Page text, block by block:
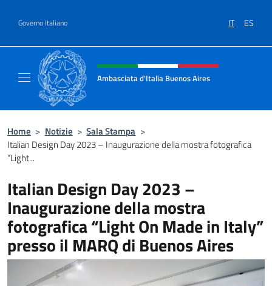
Governo Italiano IT ES
Intestazione sito, social e menù
Ambasciata d'Italia Buenos Aires
Home > Notizie > Sala Stampa >
Italian Design Day 2023 – Inaugurazione della mostra fotografica
“Light...
Italian Design Day 2023 –
Inaugurazione della mostra
fotografica “Light On Made in Italy”
presso il MARQ di Buenos Aires